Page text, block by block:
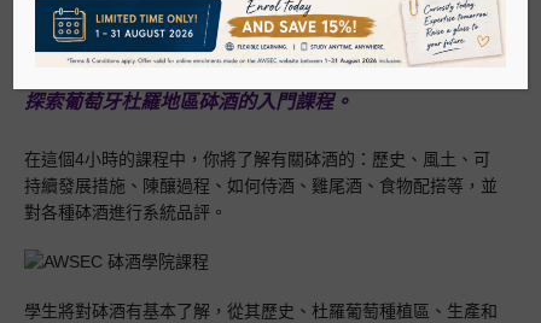
日本酒侍酒研究會 (唎酒師)
清酒品酒班/大師班
HKD$2,980
探索葡萄牙杜羅地區砵酒的入門課程。
在這個4小時的課程中，你將了解有關砵酒的：歷史、風土、可
持續發展措施、陳釀過程、如何侍酒、雞尾酒、食物配搭等，並
對各種砵酒進行系統品評。
學生將對砵酒有基本了解，從其歷史、杜羅葡萄種植區、生產和